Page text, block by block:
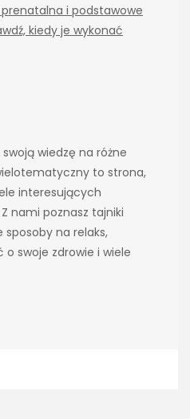
i podstawowe
kiedy je wykonać
wiedzę na różne
to strona,
interesujących
nami poznasz tajniki
sposoby na relaks,
o swoje zdrowie i wiele